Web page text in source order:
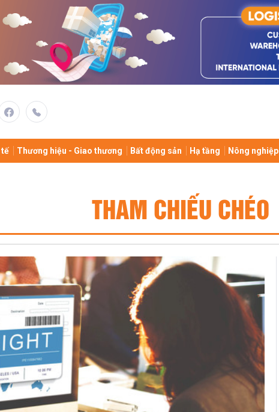
tế Thương hiệu - Giao thương Bất động sản Hạ tầng Nông nghiệp
THAM CHIẾU CHÉO